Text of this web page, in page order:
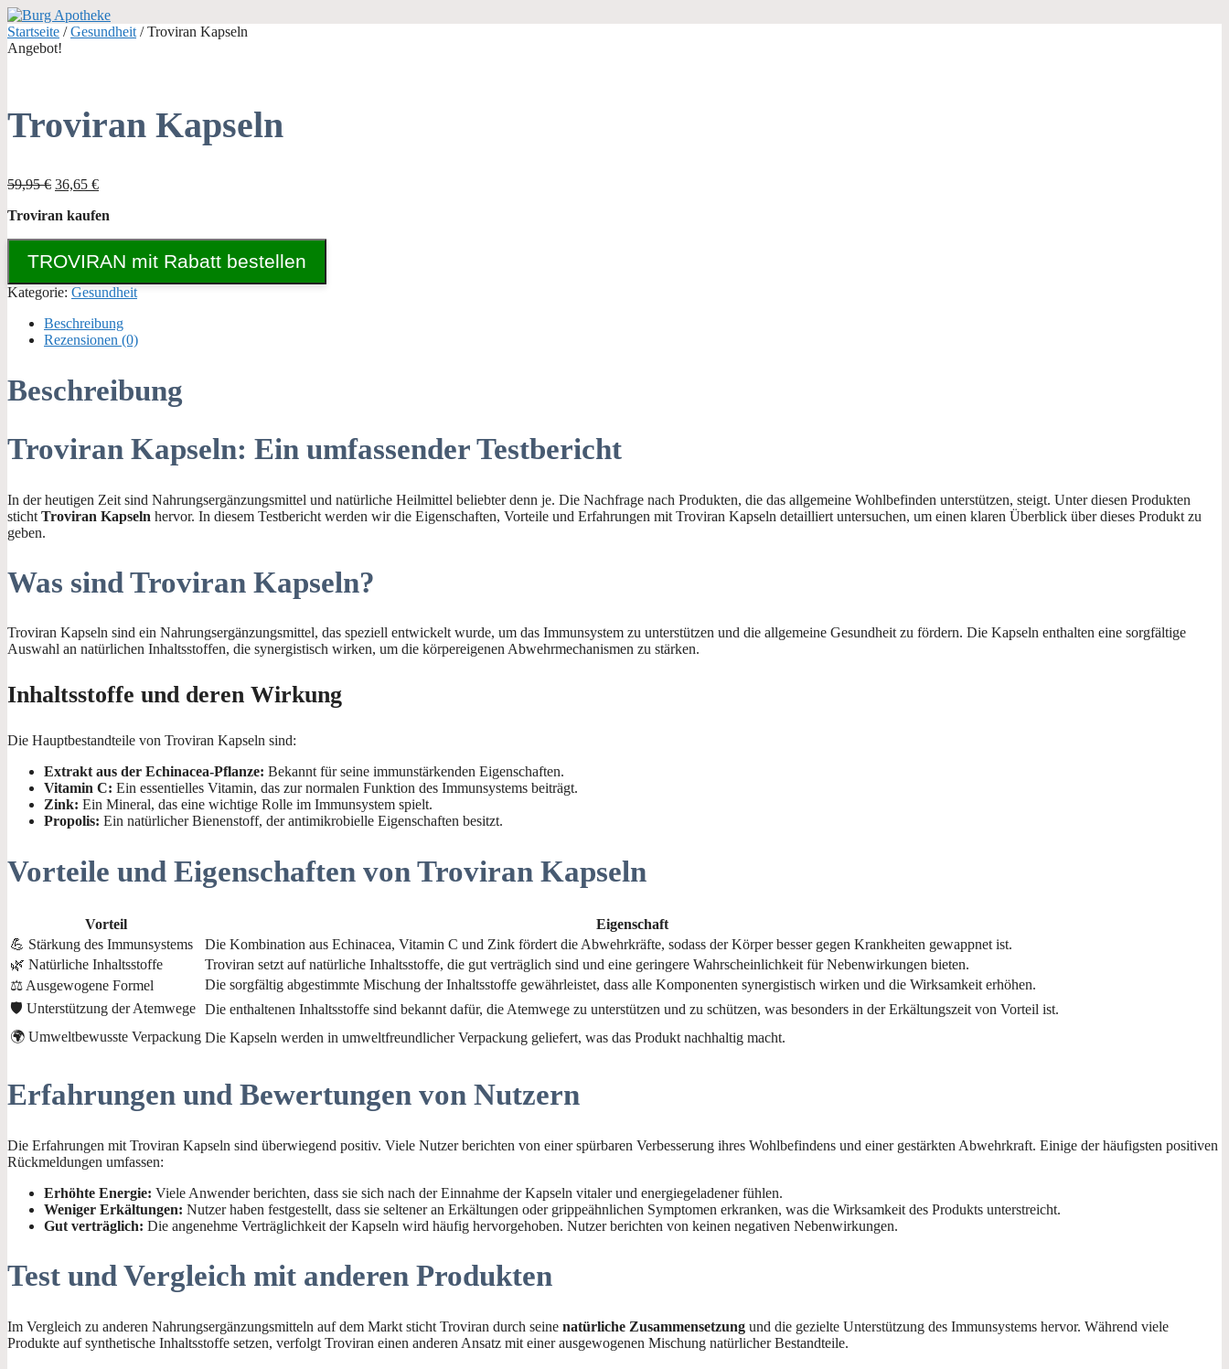
Zum
Inhalt
springen
Startseite /Gesundheit / Troviran Kapseln
Angebot!
Troviran Kapseln
59,95€ Ursprünglicher
war:
36,65 €Aktueller
ist:
Troviran kaufen
TROVIRAN mit Rabatt bestellen
Kategorie: Gesundheit
Beschreibung
Rezensionen (0)
Beschreibung
Troviran Kapseln: Ein umfassender Testbericht
In der heutigen Zeit sind Nahrungsergänzungsmittel und natürliche Heilmittel beliebter denn je. Die Nachfrage nach Produkten, die das allgemeine Wohlbefinden unterstützen, steigt. Unter diesen Produkten
sticht Troviran Kapseln hervor. In diesem Testbericht werden wir die Eigenschaften, Vorteile und Erfahrungen mit Troviran Kapseln detailliert untersuchen, um einen klaren Überblick über dieses Produkt zu
geben.
Was sind Troviran Kapseln?
Troviran Kapseln sind ein Nahrungsergänzungsmittel, das speziell entwickelt wurde, um das Immunsystem zu unterstützen und die allgemeine Gesundheit zu fördern. Die Kapseln enthalten eine sorgfältige
Auswahl an natürlichen Inhaltsstoffen, die synergistisch wirken, um die körpereigenen Abwehrmechanismen zu stärken.
Inhaltsstoffe und deren Wirkung
Die Hauptbestandteile von Troviran Kapseln sind:
Extrakt aus der Echinacea-Pflanze: Bekannt für seine immunstärkenden Eigenschaften.
Vitamin C: Ein essentielles Vitamin, das zur normalen Funktion des Immunsystems beiträgt.
Zink: Ein Mineral, das eine wichtige Rolle im Immunsystem spielt.
Propolis: Ein natürlicher Bienenstoff, der antimikrobielle Eigenschaften besitzt.
Vorteile und Eigenschaften von Troviran Kapseln
Vorteil
Eigenschaft
💪 Stärkung des Immunsystems
Die Kombination aus Echinacea, Vitamin C und Zink fördert die Abwehrkräfte, sodass der Körper besser gegen Krankheiten gewappnet ist.
🌿 Natürliche Inhaltsstoffe
Troviran setzt auf natürliche Inhaltsstoffe, die gut verträglich sind und eine geringere Wahrscheinlichkeit für Nebenwirkungen bieten.
⚖️ Ausgewogene Formel
Die sorgfältig abgestimmte Mischung der Inhaltsstoffe gewährleistet, dass alle Komponenten synergistisch wirken und die Wirksamkeit erhöhen.
🛡️ Unterstützung der Atemwege Die enthaltenen Inhaltsstoffe sind bekannt dafür, die Atemwege zu unterstützen und zu schützen, was besonders in der Erkältungszeit von Vorteil ist.
🌍 Umweltbewusste Verpackung Die Kapseln werden in umweltfreundlicher Verpackung geliefert, was das Produkt nachhaltig macht.
Erfahrungen und Bewertungen von Nutzern
Die Erfahrungen mit Troviran Kapseln sind überwiegend positiv. Viele Nutzer berichten von einer spürbaren Verbesserung ihres Wohlbefindens und einer gestärkten Abwehrkraft. Einige der häufigsten positiven
Rückmeldungen umfassen:
Erhöhte Energie: Viele Anwender berichten, dass sie sich nach der Einnahme der Kapseln vitaler und energiegeladener fühlen.
Weniger Erkältungen: Nutzer haben festgestellt, dass sie seltener an Erkältungen oder grippeähnlichen Symptomen erkranken, was die Wirksamkeit des Produkts unterstreicht.
Gut verträglich: Die angenehme Verträglichkeit der Kapseln wird häufig hervorgehoben. Nutzer berichten von keinen negativen Nebenwirkungen.
Test und Vergleich mit anderen Produkten
Im Vergleich zu anderen Nahrungsergänzungsmitteln auf dem Markt sticht Troviran durch seine natürliche Zusammensetzung und die gezielte Unterstützung des Immunsystems hervor. Während viele
Produkte auf synthetische Inhaltsstoffe setzen, verfolgt Troviran einen anderen Ansatz mit einer ausgewogenen Mischung natürlicher Bestandteile.